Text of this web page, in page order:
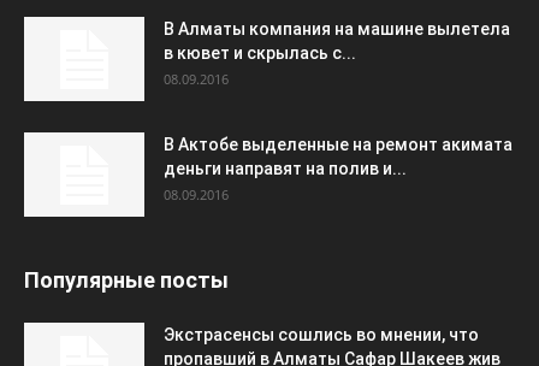
В Алматы компания на машине вылетела
в кювет и скрылась с...
08.09.2016
В Актобе выделенные на ремонт акимата
деньги направят на полив и...
08.09.2016
Популярные посты
Экстрасенсы сошлись во мнении, что
пропавший в Алматы Сафар Шакеев жив